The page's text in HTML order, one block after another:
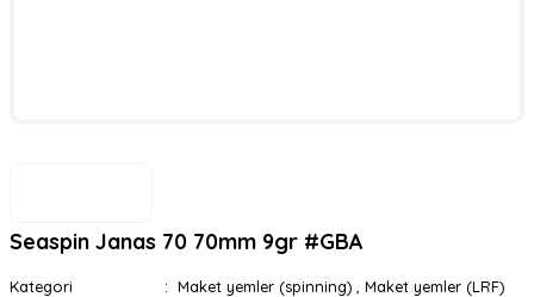
Seaspin Janas 70 70mm 9gr #GBA
Kategori Maket yemler (spinning)
Maket yemler (LRF)